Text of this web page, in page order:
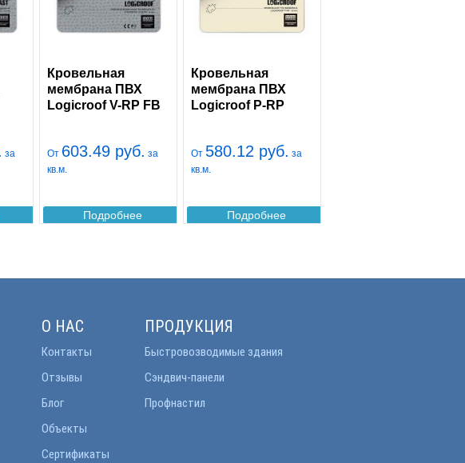
за
Кровельная
мембрана ПВХ
Logicroof V-RP FB
От 603.49 руб. за
кв.м.
Подробнее
Кровельная
мембрана ПВХ
Logicroof P-RP
От 580.12 руб. за
кв.м.
Подробнее
О НАС
Контакты
Отзывы
Блог
Объекты
Сертификаты
ПРОДУКЦИЯ
Быстровозводимые здания
Сэндвич-панели
Профнастил